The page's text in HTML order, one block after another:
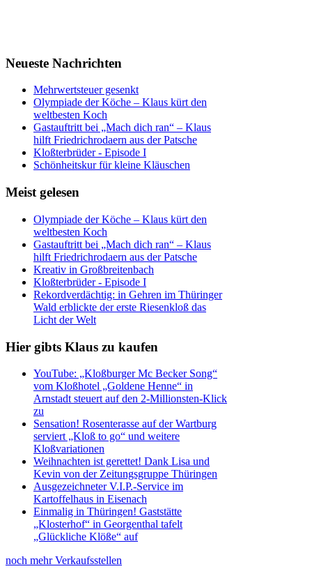
Neueste Nachrichten
Mehrwertsteuer gesenkt
Olympiade der Köche – Klaus kürt den
weltbesten Koch
Gastauftritt bei „Mach dich ran“ – Klaus
hilft Friedrichrodaern aus der Patsche
Kloßterbrüder - Episode I
Schönheitskur für kleine Kläuschen
Meist gelesen
Olympiade der Köche – Klaus kürt den
weltbesten Koch
Gastauftritt bei „Mach dich ran“ – Klaus
hilft Friedrichrodaern aus der Patsche
Kreativ in Großbreitenbach
Kloßterbrüder - Episode I
Rekordverdächtig: in Gehren im Thüringer
Wald erblickte der erste Riesenkloß das
Licht der Welt
Hier gibts Klaus zu kaufen
YouTube: „Kloßburger Mc Becker Song“
vom Kloßhotel „Goldene Henne“ in
Arnstadt steuert auf den 2-Millionsten-Klick
zu
Sensation! Rosenterasse auf der Wartburg
serviert „Kloß to go“ und weitere
Kloßvariationen
Weihnachten ist gerettet! Dank Lisa und
Kevin von der Zeitungsgruppe Thüringen
Ausgezeichneter V.I.P.-Service im
Kartoffelhaus in Eisenach
Einmalig in Thüringen! Gaststätte
„Klosterhof“ in Georgenthal tafelt
„Glückliche Klöße“ auf
noch mehr Verkaufsstellen